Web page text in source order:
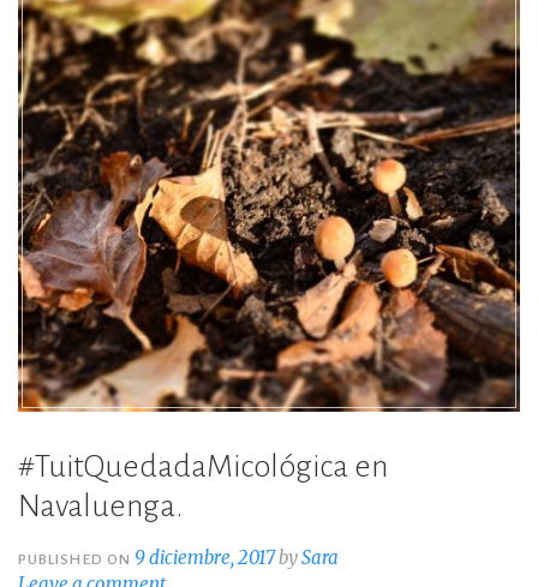
#TuitQuedadaMicológica en
Navaluenga.
PUBLISHED ON 9 diciembre, 2017bySara